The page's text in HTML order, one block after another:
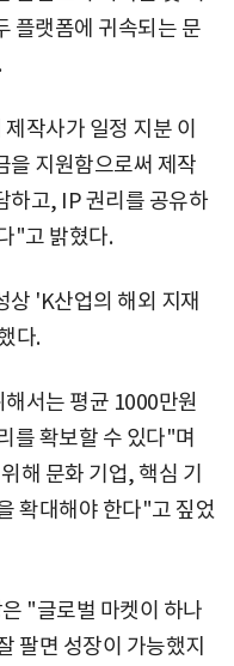
플랫폼에 귀속되는 문
작사가 일정 지분 이
을 지원함으로써 제작
하고, IP 권리를 공유하
"고 밝혔다.
상 'K산업의 해외 지재
다.
서는 평균 1000만원
를 확보할 수 있다"며
해 문화 기업, 핵심 기
확대해야 한다"고 짚었
"글로벌 마켓이 하나
팔면 성장이 가능했지